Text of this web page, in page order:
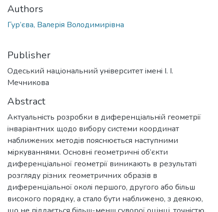
Authors
Гур’єва, Валерiя Володимирiвна
Publisher
Одеський нацiональний унiверситет iменi I. I.
Мечникова
Abstract
Актуальнiсть розробки в диференцiальнiй геометрiї
iнварiантних щодо вибору системи координат
наближених методiв пояснюється наступними
мiркуваннями. Основнi геометричнi об’єкти
диференцiальної геометрiї виникають в результатi
розгляду рiзних геометричних образiв в
диференцiальної околi першого, другого або бiльш
високого порядку, а стало бути наближено, з деякою,